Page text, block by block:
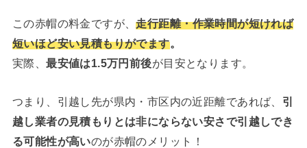
この赤帽の料金ですが、走行距離・作業時間が短ければ
短いほど安い見積もりがでます。
実際、最安値は1.5万円前後が目安となります。
つまり、引越し先が県内・市区内の近距離であれば、 引
越し業者の見積もりとは非にならない安さで引越しでき
る可能性が高いのが赤帽のメリット！